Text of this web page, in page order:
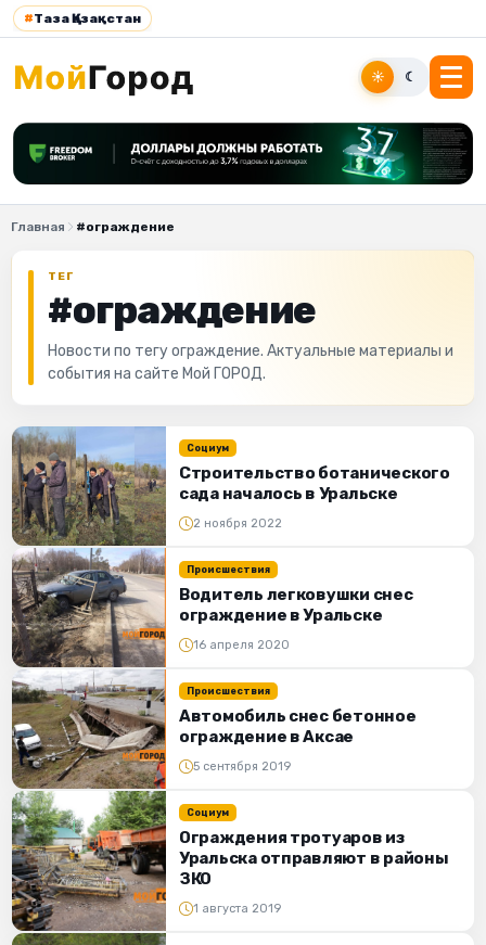
#Таза Қазақстан
☀ ☾
Главная #ограждение
ТЕГ
#ограждение
Новости по тегу ограждение. Актуальные материалы и
события на сайте Мой ГОРОД.
Социум
Строительство ботанического
сада началось в Уральске
2 ноября 2022
Происшествия
Водитель легковушки снес
ограждение в Уральске
16 апреля 2020
Происшествия
Автомобиль снес бетонное
ограждение в Аксае
5 сентября 2019
Социум
Ограждения тротуаров из
Уральска отправляют в районы
ЗКО
1 августа 2019